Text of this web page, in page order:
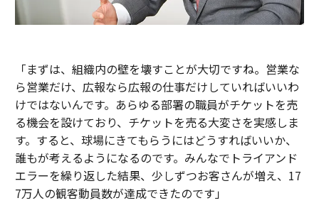
「まずは、組織内の壁を壊すことが大切ですね。営業な
ら営業だけ、広報なら広報の仕事だけしていればいいわ
けではないんです。あらゆる部署の職員がチケットを売
る機会を設けており、チケットを売る大変さを実感しま
す。すると、球場にきてもらうにはどうすればいいか、
誰もが考えるようになるのです。みんなでトライアンド
エラーを繰り返した結果、少しずつお客さんが増え、17
7万人の観客動員数が達成できたのです」